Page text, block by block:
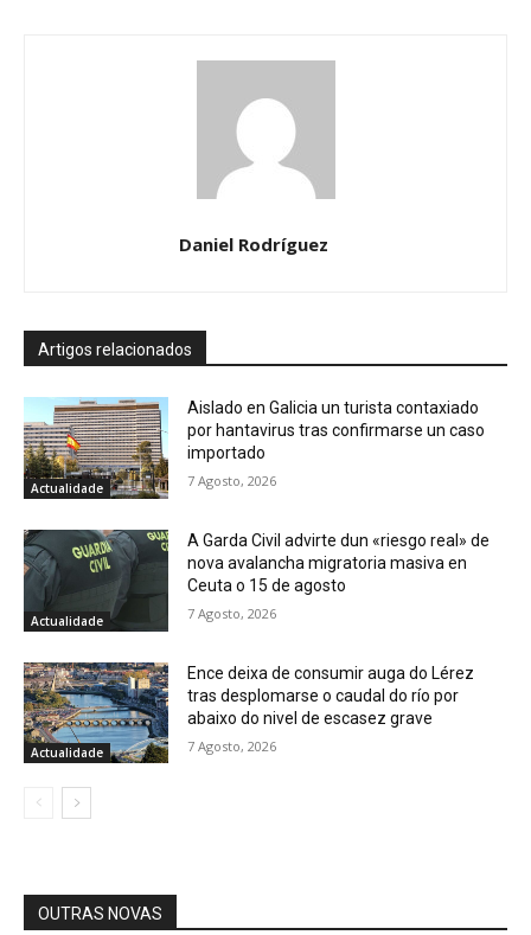
Daniel Rodríguez
Artigos relacionados
Actualidade
Aislado en Galicia un turista contaxiado
por hantavirus tras confirmarse un caso
importado
7 Agosto, 2026
Actualidade
A Garda Civil advirte dun «riesgo real» de
nova avalancha migratoria masiva en
Ceuta o 15 de agosto
7 Agosto, 2026
Actualidade
Ence deixa de consumir auga do Lérez
tras desplomarse o caudal do río por
abaixo do nivel de escasez grave
7 Agosto, 2026
OUTRAS NOVAS